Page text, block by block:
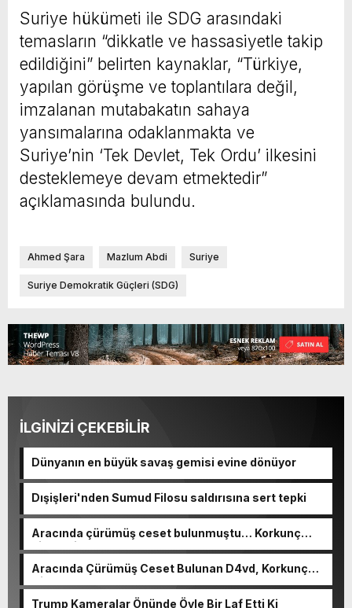
Suriye hükümeti ile SDG arasındaki
temasların “dikkatle ve hassasiyetle takip
edildiğini” belirten kaynaklar, “Türkiye,
yapılan görüşme ve toplantılara değil,
imzalanan mutabakatın sahaya
yansımalarına odaklanmakta ve
Suriye’nin ‘Tek Devlet, Tek Ordu’ ilkesini
desteklemeye devam etmektedir”
açıklamasında bulundu.
Ahmed Şara Mazlum Abdi Suriye
Suriye Demokratik Güçleri (SDG)
İLGİNİZİ ÇEKEBİLİR
Dünyanın en büyük savaş gemisi evine dönüyor
Dışişleri'nden Sumud Filosu saldırısına sert tepki
Aracında çürümüş ceset bulunmuştu… Korkunç
cinayetin detayları ortaya çıktı
Aracında Çürümüş Ceset Bulunan D4vd, Korkunç
Cinayetle Yargılanıyor
Trump Kameralar Önünde Öyle Bir Laf Etti Ki